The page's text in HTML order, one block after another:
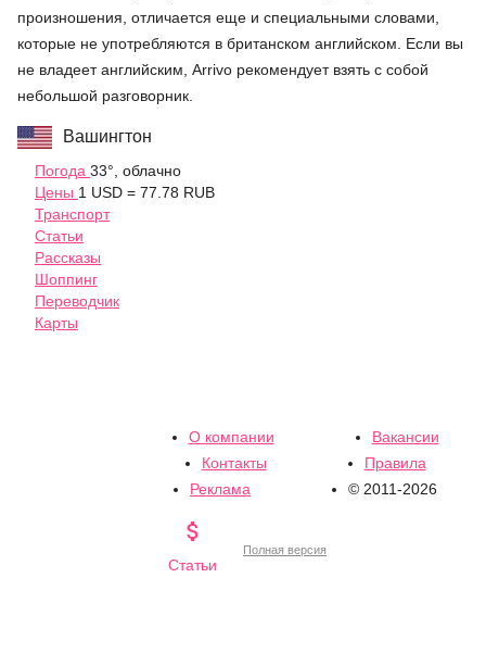
произношения, отличается еще и специальными словами,
которые не употребляются в британском английском. Если вы
не владеет английским, Arrivo рекомендует взять с собой
небольшой разговорник.
Вашингтон
Погода 33°, облачно
Цены 1 USD = 77.78 RUB
Транспорт
Статьи
Рассказы
Шоппинг
Переводчик
Карты
О компании
Вакансии
Контакты
Правила
Реклама
© 2011-2026

Статьи
Полная версия